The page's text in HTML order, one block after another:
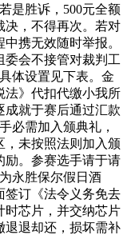
是胜诉，500元全额
决，不得再次。若对
携无效随时举报。
委会不接管对裁判工
体设置见下表。金
法》代扣代缴小我所
成就于赛后通过汇款
必需加入颁典礼，
，未按照法则加入颁
励。参赛选手请于请
永胜保尔假日酒
签订《法令义务免去
时芯片，并交纳芯片
退退却还，损坏需补